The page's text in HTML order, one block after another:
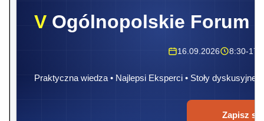
V Ogólnopolskie Forum
16.09.2026 8:30-
Praktyczna wiedza • Najlepsi Eksperci • Stoły dyskusyjne
Zapisz się